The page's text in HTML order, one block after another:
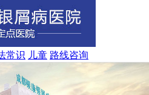
常识 儿童 路线咨询